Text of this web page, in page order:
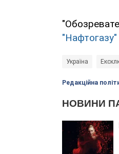
"Нафтогазу"
Україна
Редакційна